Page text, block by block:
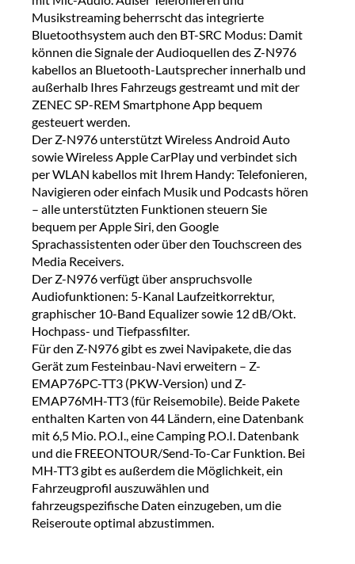
Musikstreaming beherrscht das integrierte
Bluetoothsystem auch den BT-SRC Modus: Damit
können die Signale der Audioquellen des Z-N976
kabellos an Bluetooth-Lautsprecher innerhalb und
außerhalb Ihres Fahrzeugs gestreamt und mit der
ZENEC SP-REM Smartphone App bequem
gesteuert werden.
Der Z-N976 unterstützt Wireless Android Auto
sowie Wireless Apple CarPlay und verbindet sich
per WLAN kabellos mit Ihrem Handy: Telefonieren,
Navigieren oder einfach Musik und Podcasts hören
– alle unterstützten Funktionen steuern Sie
bequem per Apple Siri, den Google
Sprachassistenten oder über den Touchscreen des
Media Receivers.
Der Z-N976 verfügt über anspruchsvolle
Audiofunktionen: 5-Kanal Laufzeitkorrektur,
graphischer 10-Band Equalizer sowie 12 dB/Okt.
Hochpass- und Tiefpassfilter.
Für den Z-N976 gibt es zwei Navipakete, die das
Gerät zum Festeinbau-Navi erweitern – Z-
EMAP76PC-TT3 (PKW-Version) und Z-
EMAP76MH-TT3 (für Reisemobile). Beide Pakete
enthalten Karten von 44 Ländern, eine Datenbank
mit 6,5 Mio. P.O.I., eine Camping P.O.I. Datenbank
und die FREEONTOUR/Send-To-Car Funktion. Bei
MH-TT3 gibt es außerdem die Möglichkeit, ein
Fahrzeugprofil auszuwählen und
fahrzeugspezifische Daten einzugeben, um die
Reiseroute optimal abzustimmen.